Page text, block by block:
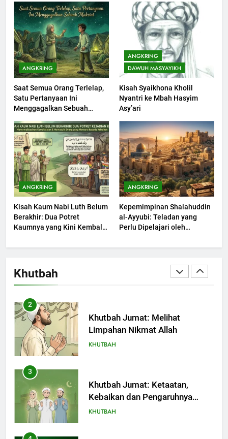
ANGKRING
Saat Semua Orang Terlelap,
Satu Pertanyaan Ini
Menggagalkan Sebuah
ANGKRING
DAWUH MASYAYIKH
Kisah Syaikhona Kholil
Nyantri ke Mbah Hasyim
Asy’ari
ANGKRING
Kisah Kaum Nabi Luth Belum
Berakhir: Dua Potret
Kaumnya yang Kini Kembali
ANGKRING
Kepemimpinan Shalahuddin
al-Ayyubi: Teladan yang
Perlu Dipelajari oleh
(2)
Khutbah
KHUTBAH
202
Khutbah Jumat : Supaya Amal
Bisa Diterima
KHUTBAH
203
Muharram Bulan Bersejarah
KHUTBAH
1
Khutbah Jumat: Mengapa Orang
Dengki Tak Akan Pernah
Berjaya?
KHUTBAH
Khutbah Jumat: Melihat
Limpahan Nikmat Allah
3
Khutbah Jumat: Ketaatan,
Kebaikan dan Pengaruhnya
dalam Jiwa Manusia
KHUTBAH
4
Khutbah Jumat: Safar Bukan
Bulan Sial
KHUTBAH